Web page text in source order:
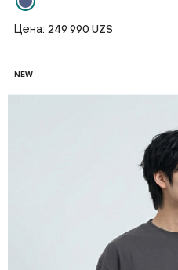
Цена: 249 990 UZS
NEW